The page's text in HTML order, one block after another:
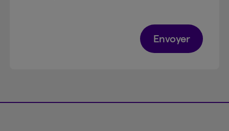
Envoyer